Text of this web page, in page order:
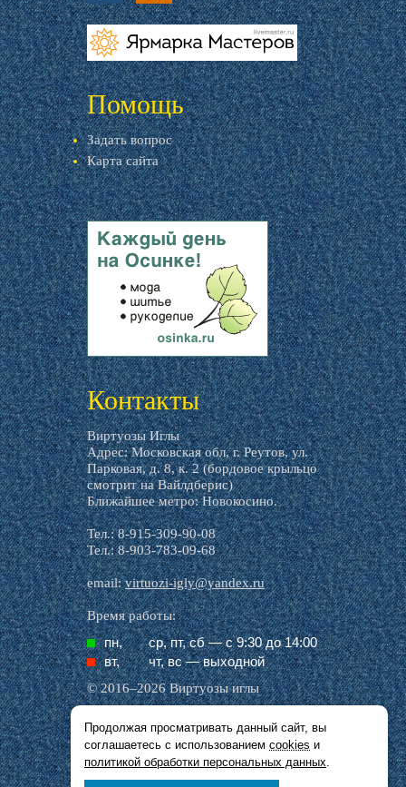
vk.com ok.ru
livemaster.ru
Помощь
Задать вопрос
Карта сайта
livemaster.ru
Контакты
Виртуозы Иглы
Адрес: Московская обл, г. Реутов, ул.
Парковая, д. 8, к. 2 (бордовое крыльцо
смотрит на Вайлдберис)
Ближайшее метро: Новокосино.
Тел.: 8-915-309-90-08
Тел.: 8-903-783-09-68
email:virtuozi-igly@yandex.ru
Время работы:
пн,
ср, пт, cб — с 9:30 до 14:00
вт,
чт, вс — выходной
© 2016–2026 Виртуозы иглы
Все названия производителей, символика и
описания, присутствующие в наших картинках
и тексте, используются исключительно в целях
идентификации.
Продолжая просматривать данный сайт, вы
соглашаетесь с использованием cookies и
политикой обработки персональных данных.